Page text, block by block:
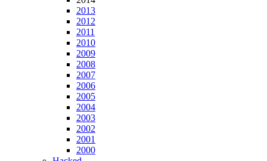
2013
2012
2011
2010
2009
2008
2007
2006
2005
2004
2003
2002
2001
2000